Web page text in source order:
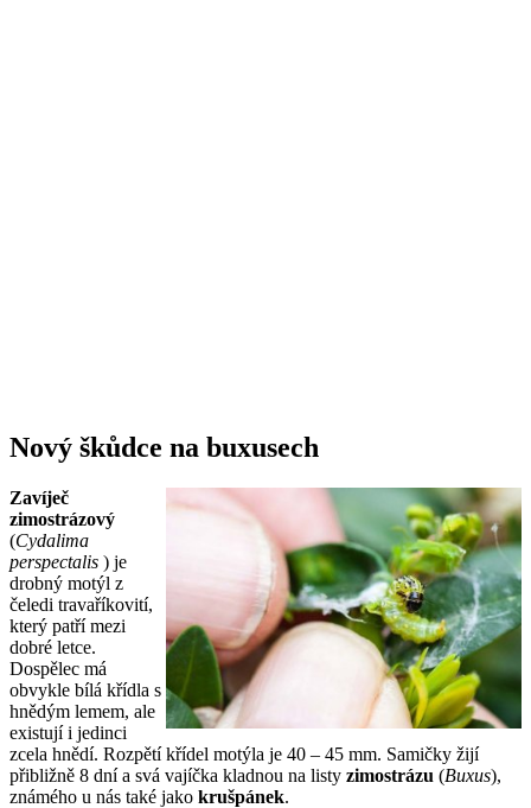
Nový škůdce na buxusech
Zavíječ
zimostrázový
(Cydalima
perspectalis ) je
drobný motýl z
čeledi travaříkovití,
který patří mezi
dobré letce.
Dospělec má
obvykle bílá křídla s
hnědým lemem, ale
existují i jedinci
zcela hnědí. Rozpětí křídel motýla je 40 – 45 mm. Samičky žijí
přibližně 8 dní a svá vajíčka kladnou na listy zimostrázu (Buxus),
známého u nás také jako krušpánek.